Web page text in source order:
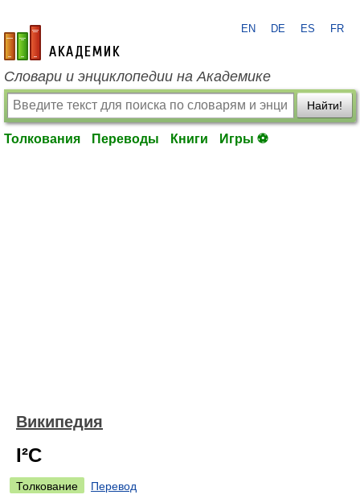
academic.ru
EN DE ES FR
Словари и энциклопедии на Академике
Найти!
Толкования Переводы Книги Игры ⚽
Википедия
I²C
Толкование
Перевод